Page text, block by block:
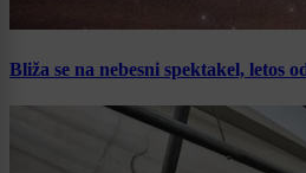
Bliža se na nebesni spektakel, letos